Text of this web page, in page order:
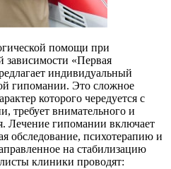
помощи при
зависимости «Первая
индивидуальный
гипомании. Это сложное
которого чередуется с
требует внимательного и
Лечение гипомании включает
обследование, психотерапию и
на стабилизацию
клиники проводят: